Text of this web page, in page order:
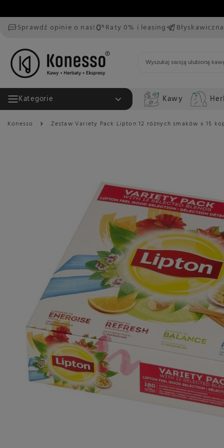
Sprawdź opinie o nas! Raty 0% i leasing
Kategorie Kawy
Konesso Zestaw Variety Pack Lipton 12 różnych smaków x 15